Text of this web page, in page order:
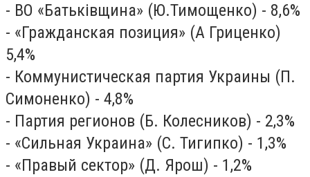
- ВО «Батьківщина» (Ю.Тимощенко) - 8,6%
- «Гражданская позиция» (А Гриценко)
5,4%
- Коммунистическая партия Украины (П.
Симоненко) - 4,8%
- Партия регионов (Б. Колесников) - 2,3%
- «Сильная Украина» (С. Тигипко) - 1,3%
- «Правый сектор» (Д. Ярош) - 1,2%